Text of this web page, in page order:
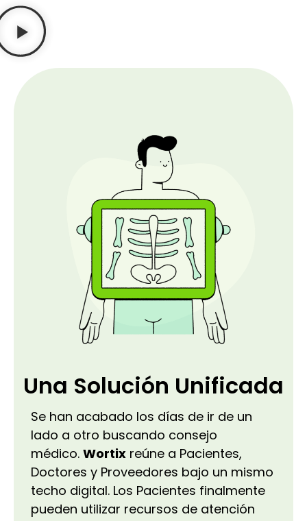
Una Solución Unificada
Se han acabado los días de ir de un
lado a otro buscando consejo
médico. Wortix reúne a Pacientes,
Doctores y Proveedores bajo un mismo
techo digital. Los Pacientes finalmente
pueden utilizar recursos de atención